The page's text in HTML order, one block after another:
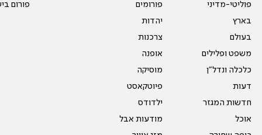
פוליטי-מדיני
בארץ
בעולם
משפט ופלילים
כלכלה ונדל"ן
דעות
חדשות המגזר
אוכל
פורומים
יהדות
צרכנות
אופנה
מוסיקה
פיוטקאסט
ילדודס
מודעות אבל
פורום